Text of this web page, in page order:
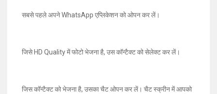
सबसे पहले अपने WhatsApp एप्लिकेशन को ओपन कर लें।
जिसे HD Quality में फोटो भेजना है, उस कॉन्टैक्ट को सेलेक्ट कर लें।
जिस कॉन्टैक्ट को भेजना है, उसका चैट ओपन कर लें। चैट स्क्रीन में आपको